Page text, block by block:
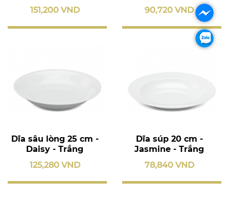
151,200 VND
90,720 VND
Dĩa sâu lòng 25 cm -
Daisy - Trắng
125,280 VND
Dĩa súp 20 cm -
Jasmine - Trắng
78,840 VND